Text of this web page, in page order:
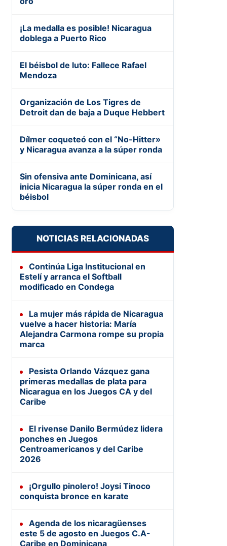
¡La medalla es posible! Nicaragua
doblega a Puerto Rico
El béisbol de luto: Fallece Rafael
Mendoza
Organización de Los Tigres de
Detroit dan de baja a Duque Hebbert
Dílmer coqueteó con el “No-Hitter»
y Nicaragua avanza a la súper ronda
Sin ofensiva ante Dominicana, así
inicia Nicaragua la súper ronda en el
béisbol
NOTICIAS RELACIONADAS
Continúa Liga Institucional en
Estelí y arranca el Softball
modificado en Condega
La mujer más rápida de Nicaragua
vuelve a hacer historia: María
Alejandra Carmona rompe su propia
marca
Pesista Orlando Vázquez gana
primeras medallas de plata para
Nicaragua en los Juegos CA y del
Caribe
El rivense Danilo Bermúdez lidera
ponches en Juegos
Centroamericanos y del Caribe
2026
¡Orgullo pinolero! Joysi Tinoco
conquista bronce en karate
Agenda de los nicaragüenses
este 5 de agosto en Juegos C.A-
Caribe en Dominicana